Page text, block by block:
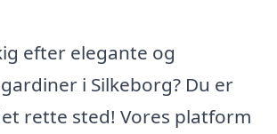
efter elegante og
i Silkeborg? Du er
rette sted! Vores platform